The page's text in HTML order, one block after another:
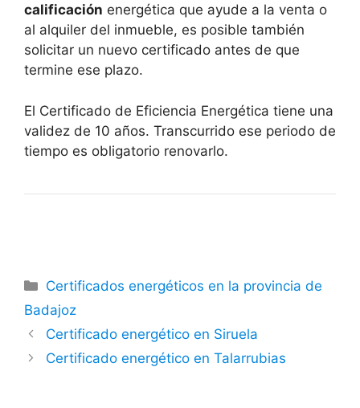
calificación energética que ayude a la venta o
al alquiler del inmueble, es posible también
solicitar un nuevo certificado antes de que
termine ese plazo.
El Certificado de Eficiencia Energética tiene una
validez de 10 años. Transcurrido ese periodo de
tiempo es obligatorio renovarlo.
Categorías
Certificados energéticos en la provincia de
Badajoz
Certificado energético en Siruela
Certificado energético en Talarrubias